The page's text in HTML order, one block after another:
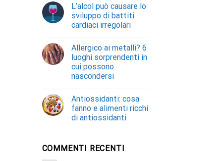
L’alcol può causare lo
sviluppo di battiti
cardiaci irregolari
Allergico ai metalli? 6
luoghi sorprendenti in
cui possono
nascondersi
Antiossidanti: cosa
fanno e alimenti ricchi
di antiossidanti
COMMENTI RECENTI